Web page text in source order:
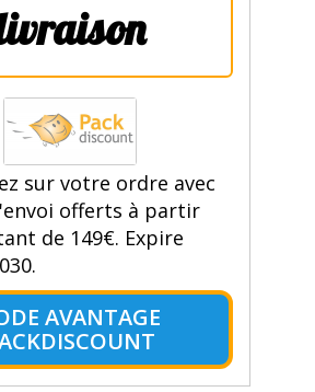
sur votre ordre avec
offerts à partir
de 149€. Expire
AVANTAGE